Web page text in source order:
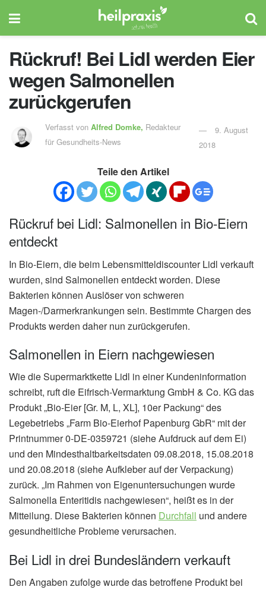
Rückruf! Bei Lidl werden Eier
wegen Salmonellen
zurückgerufen
Verfasst vonAlfred Domke, Redakteur
für Gesundheits-News
9. August
2018
Teile den Artikel
Rückruf bei Lidl: Salmonellen in Bio-Eiern
entdeckt
In Bio-Eiern, die beim Lebensmitteldiscounter Lidl verkauft
wurden, sind Salmonellen entdeckt worden. Diese
Bakterien können Auslöser von schweren
Magen-/Darmerkrankungen sein. Bestimmte Chargen des
Produkts werden daher nun zurückgerufen.
Salmonellen in Eiern nachgewiesen
Wie die Supermarktkette Lidl in einer Kundeninformation
schreibt, ruft die Eifrisch-Vermarktung GmbH & Co. KG das
Produkt „Bio-Eier [Gr. M, L, XL], 10er Packung“ des
Legebetriebs „Farm Bio-Eierhof Papenburg GbR“ mit der
Printnummer 0-DE-0359721 (siehe Aufdruck auf dem Ei)
und den Mindesthaltbarkeitsdaten 09.08.2018, 15.08.2018
und 20.08.2018 (siehe Aufkleber auf der Verpackung)
zurück. „Im Rahmen von Eigenuntersuchungen wurde
Salmonella Enteritidis nachgewiesen“, heißt es in der
Mitteilung. Diese Bakterien können Durchfall und andere
gesundheitliche Probleme verursachen.
Bei Lidl in drei Bundesländern verkauft
Den Angaben zufolge wurde das betroffene Produkt bei